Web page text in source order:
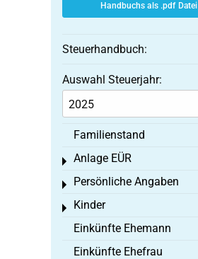
Handbuchs als .pdf Datei
Steuerhandbuch:
Auswahl Steuerjahr:
Familienstand
Anlage EÜR
Toggle menu
Persönliche Angaben
Toggle menu
Kinder
Toggle menu
Einkünfte Ehemann
Einkünfte Ehefrau